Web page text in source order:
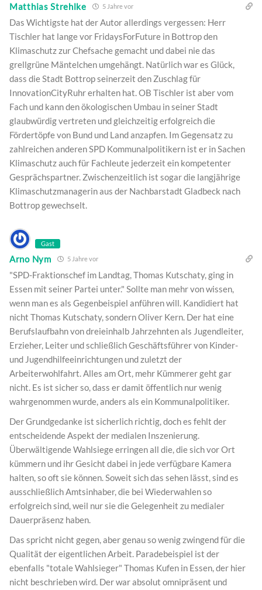
Matthias Strehlke 5 Jahre vor
Das Wichtigste hat der Autor allerdings vergessen: Herr
Tischler hat lange vor FridaysForFuture in Bottrop den
Klimaschutz zur Chefsache gemacht und dabei nie das
grellgrüne Mäntelchen umgehängt. Natürlich war es Glück,
dass die Stadt Bottrop seinerzeit den Zuschlag für
InnovationCityRuhr erhalten hat. OB Tischler ist aber vom
Fach und kann den ökologischen Umbau in seiner Stadt
glaubwürdig vertreten und gleichzeitig erfolgreich die
Fördertöpfe von Bund und Land anzapfen. Im Gegensatz zu
zahlreichen anderen SPD Kommunalpolitikern ist er in Sachen
Klimaschutz auch für Fachleute jederzeit ein kompetenter
Gesprächspartner. Zwischenzeitlich ist sogar die langjährige
Klimaschutzmanagerin aus der Nachbarstadt Gladbeck nach
Bottrop gewechselt.
Gast
Arno Nym 5 Jahre vor
"SPD-Fraktionschef im Landtag, Thomas Kutschaty, ging in
Essen mit seiner Partei unter." Sollte man mehr von wissen,
wenn man es als Gegenbeispiel anführen will. Kandidiert hat
nicht Thomas Kutschaty, sondern Oliver Kern. Der hat eine
Berufslaufbahn von dreieinhalb Jahrzehnten als Jugendleiter,
Erzieher, Leiter und schließlich Geschäftsführer von Kinder-
und Jugendhilfeeinrichtungen und zuletzt der
Arbeiterwohlfahrt. Alles am Ort, mehr Kümmerer geht gar
nicht. Es ist sicher so, dass er damit öffentlich nur wenig
wahrgenommen wurde, anders als ein Kommunalpolitiker.
Der Grundgedanke ist sicherlich richtig, doch es fehlt der
entscheidende Aspekt der medialen Inszenierung.
Überwältigende Wahlsiege erringen all die, die sich vor Ort
kümmern und ihr Gesicht dabei in jede verfügbare Kamera
halten, so oft sie können. Soweit sich das sehen lässt, sind es
ausschließlich Amtsinhaber, die bei Wiederwahlen so
erfolgreich sind, weil nur sie die Gelegenheit zu medialer
Dauerpräsenz haben.
Das spricht nicht gegen, aber genau so wenig zwingend für die
Qualität der eigentlichen Arbeit. Paradebeispiel ist der
ebenfalls "totale Wahlsieger" Thomas Kufen in Essen, der hier
nicht beschrieben wird. Der war absolut omnipräsent und